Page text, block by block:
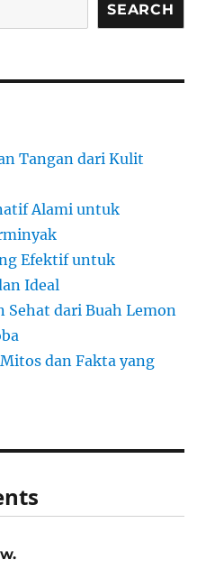
SEARCH
Tangan dari Kulit
Alami untuk
Efektif untuk
Ideal
Sehat dari Buah Lemon
dan Fakta yang